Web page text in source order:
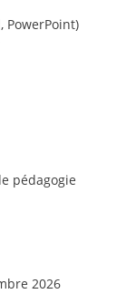
PowerPoint)
pédagogie
2026